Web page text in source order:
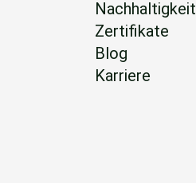
Nachhaltigkeit
Zertifikate
Blog
Karriere